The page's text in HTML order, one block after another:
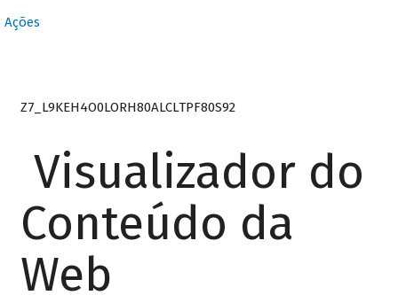
Ações
Z7_L9KEH4O0LORH80ALCLTPF80S92
Visualizador do
Conteúdo da
Web